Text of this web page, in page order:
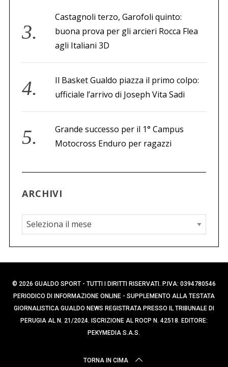
Castagnoli terzo, Garofoli quinto:
buona prova per gli arcieri Rocca Flea
agli Italiani 3D
Il Basket Gualdo piazza il primo colpo:
ufficiale l’arrivo di Joseph Vita Sadi
Grande successo per il 1° Campus
Motocross Enduro per ragazzi
ARCHIVI
A
r
c
h
i
v
i
© 2026 GUALDO SPORT - TUTTI I DIRITTI RISERVATI. P.IVA: 0394780546
PERIODICO DI INFORMAZIONE ONLINE - SUPPLEMENTO ALLA TESTATA
GIORNALISTICA GUALDO NEWS REGISTRATA PRESSO IL TRIBUNALE DI
PERUGIA AL N. 21/2024. ISCRIZIONE AL ROCP N. 42518. EDITORE:
PEKYMEDIA S.A.S.
TORNA IN CIMA